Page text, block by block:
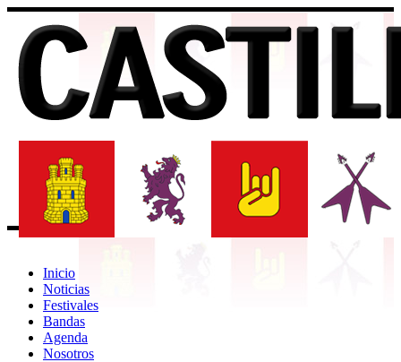
Inicio
Noticias
Festivales
Bandas
Agenda
Nosotros